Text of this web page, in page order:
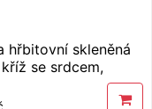
hřbitovní skleněná
kříž se srdcem,